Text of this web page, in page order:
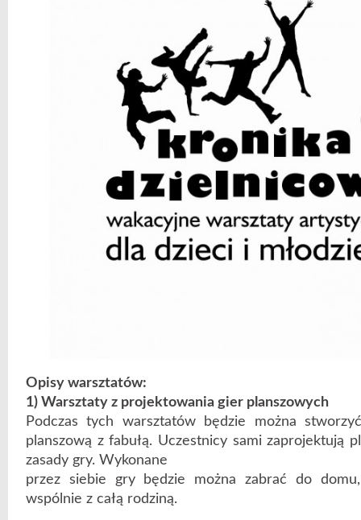
Opisy warsztatów:
1) Warsztaty z projektowania gier planszowych
Podczas tych warsztatów będzie można
planszową z fabułą. Uczestnicy sami zaprojektują
zasady gry. Wykonane
przez siebie gry będzie można zabrać do
wspólnie z całą rodziną.